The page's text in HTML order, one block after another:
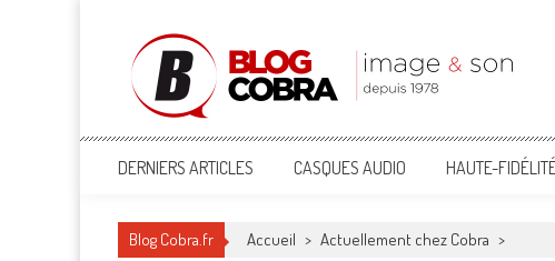
Blog Cobra
Toute l'actu Image & Son !
DERNIERS ARTICLES CASQUES AUDIO HAUTE-
Blog Cobra.fr Accueil > Actuellement chez Cobra >